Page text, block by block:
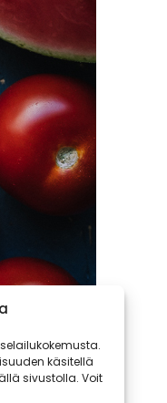
käsitellä
sivustolla. Voit